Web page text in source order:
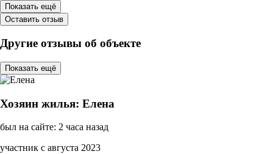
Показать ещё
Оставить отзыв
Другие отзывы об объекте
Показать ещё
Хозяин жилья: Елена
был на сайте: 2 часа назад
участник с августа 2023